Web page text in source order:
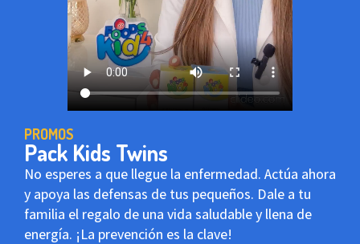
PROMOS
Pack Kids Twins
No esperes a que llegue la enfermedad. Actúa ahora
y apoya las defensas de tus pequeños. Dale a tu
familia el regalo de una vida saludable y llena de
energía. ¡La prevención es la clave!